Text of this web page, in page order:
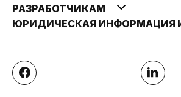
РАЗРАБОТЧИКАМ
ЮРИДИЧЕСКАЯ ИНФОРМАЦИЯ